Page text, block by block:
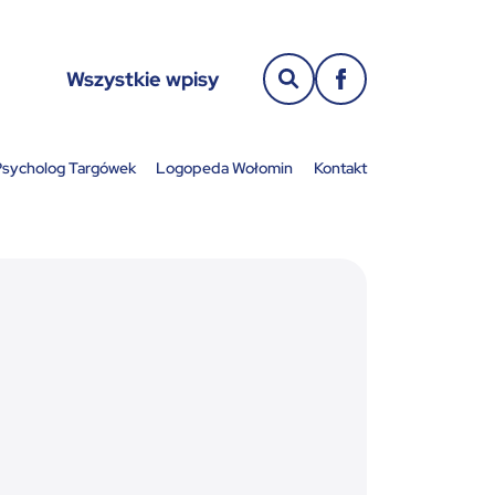
Wszystkie wpisy
Targówek Logopeda Wołomin Kontakt